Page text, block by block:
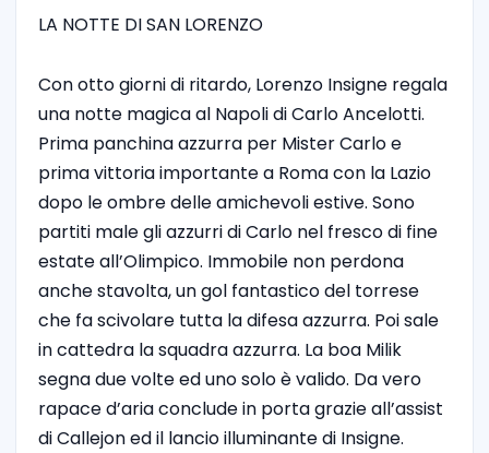
LA NOTTE DI SAN LORENZO
Con otto giorni di ritardo, Lorenzo Insigne regala
una notte magica al Napoli di Carlo Ancelotti.
Prima panchina azzurra per Mister Carlo e
prima vittoria importante a Roma con la Lazio
dopo le ombre delle amichevoli estive. Sono
partiti male gli azzurri di Carlo nel fresco di fine
estate all’Olimpico. Immobile non perdona
anche stavolta, un gol fantastico del torrese
che fa scivolare tutta la difesa azzurra. Poi sale
in cattedra la squadra azzurra. La boa Milik
segna due volte ed uno solo è valido. Da vero
rapace d’aria conclude in porta grazie all’assist
di Callejon ed il lancio illuminante di Insigne.